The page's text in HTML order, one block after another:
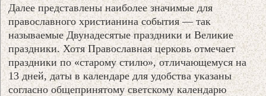
Далее представлены наиболее значимые для
православного христианина события — так
называемые Двунадесятые праздники и Великие
праздники. Хотя Православная церковь отмечает
праздники по «старому стилю», отличающемуся на
13 дней, даты в календаре для удобства указаны
согласно общепринятому светскому календарю